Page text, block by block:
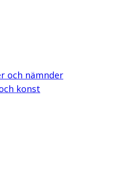
och nämnder
konst